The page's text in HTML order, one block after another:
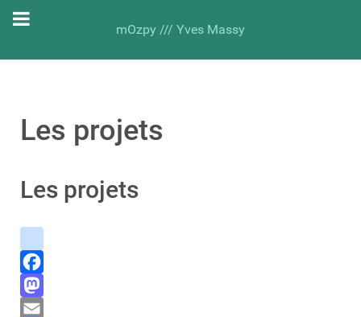
mOzpy /// Yves Massy
Les projets
Les projets
instagram
Facebook
Mastodon